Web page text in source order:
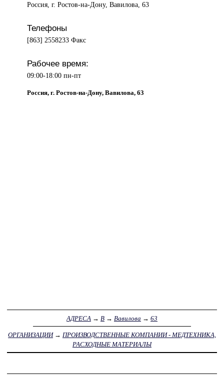
Россия, г. Ростов-на-Дону, Вавилова, 63
Телефоны
[863] 2558233 Факс
Рабочее время:
09:00-18:00 пн-пт
Россия, г. Ростов-на-Дону, Вавилова, 63
АДРЕСА → В → Вавилова → 63
ОРГАНИЗАЦИИ→ ПРОИЗВОДСТВЕННЫЕ КОМПАНИИ - МЕДТЕХНИКА,
РАСХОДНЫЕ МАТЕРИАЛЫ